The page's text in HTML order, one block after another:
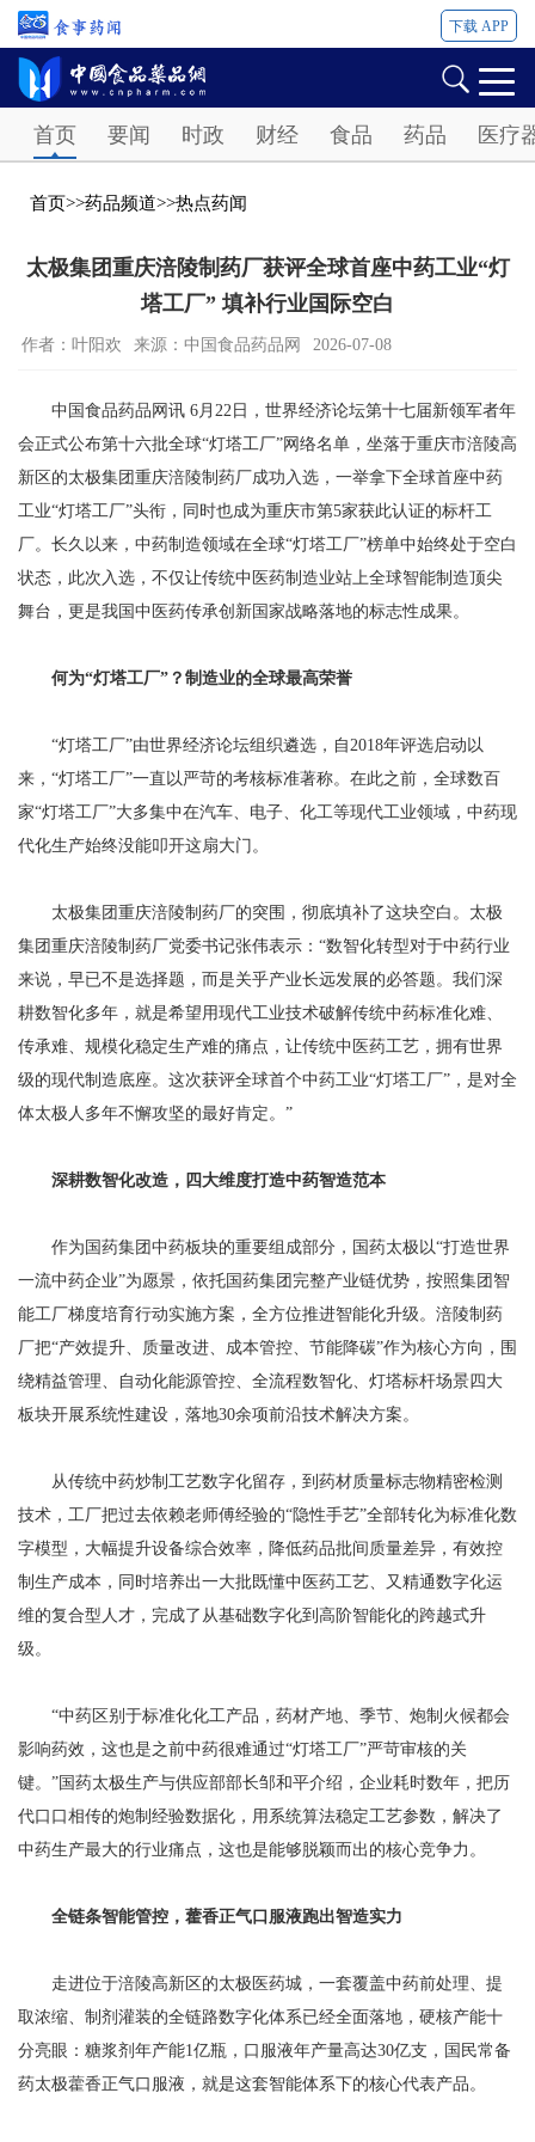
下载 APP
首页 要闻 时政 财经 食品 药品 医疗
首页>>药品频道>>热点药闻
太极集团重庆涪陵制药厂获评全球首座中药工业“灯
塔工厂” 填补行业国际空白
作者：叶阳欢 来源：中国食品药品网 2026-07-08
中国食品药品网讯 6月22日，世界经济论坛第十七届新领军者年
会正式公布第十六批全球“灯塔工厂”网络名单，坐落于重庆市涪陵高
新区的太极集团重庆涪陵制药厂成功入选，一举拿下全球首座中药
工业“灯塔工厂”头衔，同时也成为重庆市第5家获此认证的标杆工
厂。长久以来，中药制造领域在全球“灯塔工厂”榜单中始终处于空白
状态，此次入选，不仅让传统中医药制造业站上全球智能制造顶尖
舞台，更是我国中医药传承创新国家战略落地的标志性成果。
何为“灯塔工厂”？制造业的全球最高荣誉
“灯塔工厂”由世界经济论坛组织遴选，自2018年评选启动以
来，“灯塔工厂”一直以严苛的考核标准著称。在此之前，全球数百
家“灯塔工厂”大多集中在汽车、电子、化工等现代工业领域，中药现
代化生产始终没能叩开这扇大门。
太极集团重庆涪陵制药厂的突围，彻底填补了这块空白。太极
集团重庆涪陵制药厂党委书记张伟表示：“数智化转型对于中药行业
来说，早已不是选择题，而是关乎产业长远发展的必答题。我们深
耕数智化多年，就是希望用现代工业技术破解传统中药标准化难、
传承难、规模化稳定生产难的痛点，让传统中医药工艺，拥有世界
级的现代制造底座。这次获评全球首个中药工业“灯塔工厂”，是对全
体太极人多年不懈攻坚的最好肯定。”
深耕数智化改造，四大维度打造中药智造范本
作为国药集团中药板块的重要组成部分，国药太极以“打造世界
一流中药企业”为愿景，依托国药集团完整产业链优势，按照集团智
能工厂梯度培育行动实施方案，全方位推进智能化升级。涪陵制药
厂把“产效提升、质量改进、成本管控、节能降碳”作为核心方向，围
绕精益管理、自动化能源管控、全流程数智化、灯塔标杆场景四大
板块开展系统性建设，落地30余项前沿技术解决方案。
从传统中药炒制工艺数字化留存，到药材质量标志物精密检测
技术，工厂把过去依赖老师傅经验的“隐性手艺”全部转化为标准化数
字模型，大幅提升设备综合效率，降低药品批间质量差异，有效控
制生产成本，同时培养出一大批既懂中医药工艺、又精通数字化运
维的复合型人才，完成了从基础数字化到高阶智能化的跨越式升
级。
“中药区别于标准化化工产品，药材产地、季节、炮制火候都会
影响药效，这也是之前中药很难通过“灯塔工厂”严苛审核的关
键。”国药太极生产与供应部部长邹和平介绍，企业耗时数年，把历
代口口相传的炮制经验数据化，用系统算法稳定工艺参数，解决了
中药生产最大的行业痛点，这也是能够脱颖而出的核心竞争力。
全链条智能管控，藿香正气口服液跑出智造实力
走进位于涪陵高新区的太极医药城，一套覆盖中药前处理、提
取浓缩、制剂灌装的全链路数字化体系已经全面落地，硬核产能十
分亮眼：糖浆剂年产能1亿瓶，口服液年产量高达30亿支，国民常备
药太极藿香正气口服液，就是这套智能体系下的核心代表产品。